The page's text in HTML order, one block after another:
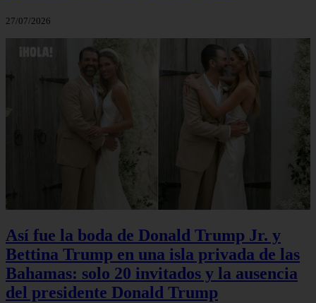
27/07/2026
Así fue la boda de Donald Trump Jr. y
Bettina Trump en una isla privada de las
Bahamas: solo 20 invitados y la ausencia
del presidente Donald Trump